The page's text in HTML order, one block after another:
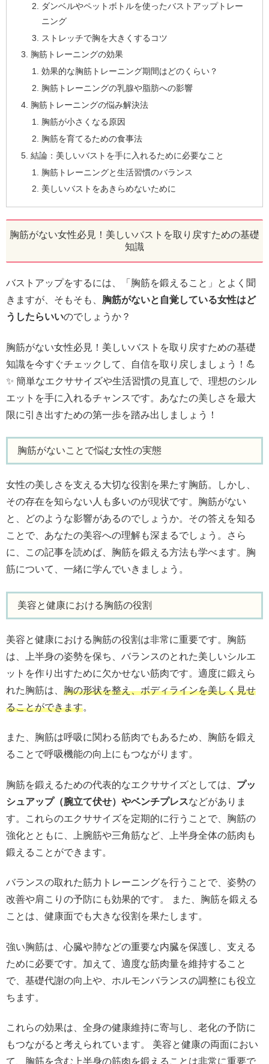
ダンベルやペットボトルを使ったバストアップトレー
ニング
ストレッチで胸を大きくするコツ
胸筋トレーニングの効果
効果的な胸筋トレーニング期間はどのくらい？
胸筋トレーニングの乳腺や脂肪への影響
胸筋トレーニングの悩み解決法
胸筋が小さくなる原因
胸筋を育てるための食事法
結論：美しいバストを手に入れるために必要なこと
胸筋トレーニングと生活習慣のバランス
美しいバストをあきらめないために
胸筋がない女性必見！美しいバストを取り戻すための基礎
知識
バストアップをするには、「胸筋を鍛えること」とよく聞
きますが、そもそも、 胸筋がないと自覚している女性はど
うしたらいいのでしょうか？
胸筋がない女性必見！美しいバストを取り戻すための基礎
知識を今すぐチェックして、自信を取り戻しましょう！💪
✨ 簡単なエクササイズや生活習慣の見直しで、理想のシル
エットを手に入れるチャンスです。あなたの美しさを最大
限に引き出すための第一歩を踏み出しましょう！
胸筋がないことで悩む女性の実態
女性の美しさを支える大切な役割を果たす胸筋。しかし、
その存在を知らない人も多いのが現状です。胸筋がない
と、どのような影響があるのでしょうか。その答えを知る
ことで、あなたの美容への理解も深まるでしょう。さら
に、この記事を読めば、胸筋を鍛える方法も学べます。胸
筋について、一緒に学んでいきましょう。
美容と健康における胸筋の役割
美容と健康における胸筋の役割は非常に重要です。胸筋
は、上半身の姿勢を保ち、バランスのとれた美しいシルエ
ットを作り出すために欠かせない筋肉です。適度に鍛えら
れた胸筋は、 胸の形状を整え、ボディラインを美しく見せ
ることができます。
また、胸筋は呼吸に関わる筋肉でもあるため、胸筋を鍛え
ることで呼吸機能の向上にもつながります。
胸筋を鍛えるための代表的なエクササイズとしては、 プッ
シュアップ（腕立て伏せ）やベンチプレスなどがありま
す。これらのエクササイズを定期的に行うことで、胸筋の
強化とともに、上腕筋や三角筋など、上半身全体の筋肉も
鍛えることができます。
バランスの取れた筋力トレーニングを行うことで、姿勢の
改善や肩こりの予防にも効果的です。 また、胸筋を鍛える
ことは、健康面でも大きな役割を果たします。
強い胸筋は、心臓や肺などの重要な内臓を保護し、支える
ために必要です。加えて、適度な筋肉量を維持すること
で、基礎代謝の向上や、ホルモンバランスの調整にも役立
ちます。
これらの効果は、全身の健康維持に寄与し、老化の予防に
もつながると考えられています。 美容と健康の両面におい
て、胸筋を含む上半身の筋肉を鍛えることは非常に重要で